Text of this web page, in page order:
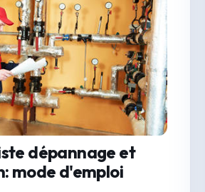
dépannage et
mode d'emploi